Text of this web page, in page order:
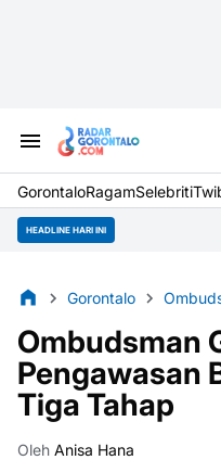
GorontaloRagamSelebriti
HEADLINE HARI INI
Gorontalo
Ombudsman
Pengawasan
Tiga Tahap
Oleh Anisa Hana